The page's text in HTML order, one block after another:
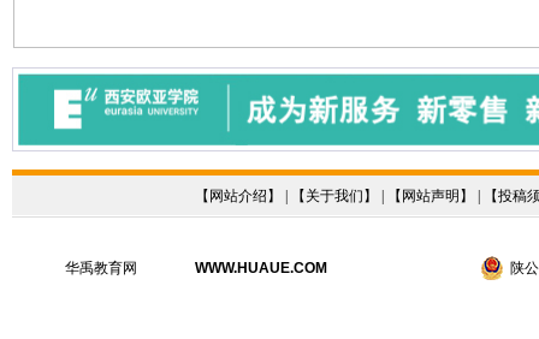
【 网站介绍 】 | 【 关于我们 】 | 【 网站声明 】 | 【投稿
华禹教育网 WWW.HUAUE.COM 陕